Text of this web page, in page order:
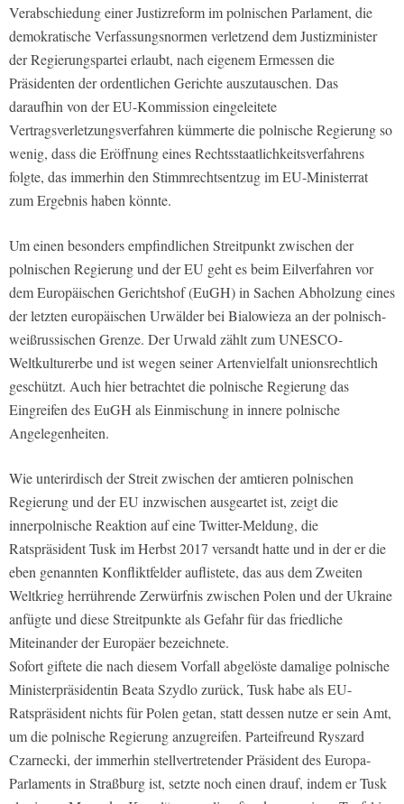
Verabschiedung einer Justizreform im polnischen Parlament, die
demokratische Verfassungsnormen verletzend dem Justizminister
der Regierungspartei erlaubt, nach eigenem Ermessen die
Präsidenten der ordentlichen Gerichte auszutauschen. Das
daraufhin von der EU-Kommission eingeleitete
Vertragsverletzungsverfahren kümmerte die polnische Regierung so
wenig, dass die Eröffnung eines Rechtsstaatlichkeitsverfahrens
folgte, das immerhin den Stimmrechtsentzug im EU-Ministerrat
zum Ergebnis haben könnte.
Um einen besonders empfindlichen Streitpunkt zwischen der
polnischen Regierung und der EU geht es beim Eilverfahren vor
dem Europäischen Gerichtshof (EuGH) in Sachen Abholzung eines
der letzten europäischen Urwälder bei Bialowieza an der polnisch-
weißrussischen Grenze. Der Urwald zählt zum UNESCO-
Weltkulturerbe und ist wegen seiner Artenvielfalt unionsrechtlich
geschützt. Auch hier betrachtet die polnische Regierung das
Eingreifen des EuGH als Einmischung in innere polnische
Angelegenheiten.
Wie unterirdisch der Streit zwischen der amtieren polnischen
Regierung und der EU inzwischen ausgeartet ist, zeigt die
innerpolnische Reaktion auf eine Twitter-Meldung, die
Ratspräsident Tusk im Herbst 2017 versandt hatte und in der er die
eben genannten Konfliktfelder auflistete, das aus dem Zweiten
Weltkrieg herrührende Zerwürfnis zwischen Polen und der Ukraine
anfügte und diese Streitpunkte als Gefahr für das friedliche
Miteinander der Europäer bezeichnete.
Sofort giftete die nach diesem Vorfall abgelöste damalige polnische
Ministerpräsidentin Beata Szydlo zurück, Tusk habe als EU-
Ratspräsident nichts für Polen getan, statt dessen nutze er sein Amt,
um die polnische Regierung anzugreifen. Parteifreund Ryszard
Czarnecki, der immerhin stellvertretender Präsident des Europa-
Parlaments in Straßburg ist, setzte noch einen drauf, indem er Tusk